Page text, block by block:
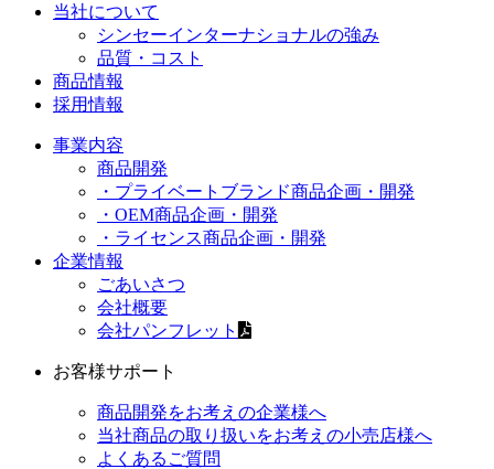
当社について
シンセーインターナショナルの強み
品質・コスト
商品情報
採用情報
事業内容
商品開発
・プライベートブランド商品企画・開発
・OEM商品企画・開発
・ライセンス商品企画・開発
企業情報
ごあいさつ
会社概要
会社パンフレット
お客様サポート
商品開発をお考えの企業様へ
当社商品の取り扱いをお考えの小売店様へ
よくあるご質問